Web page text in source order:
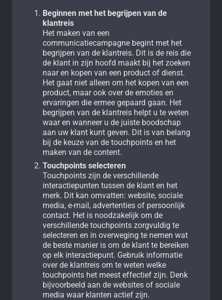
Beginnen met het begrijpen van de
klantreis
Het maken van een
communicatiecampagne begint met het
begrijpen van de klantreis. Dit is de reis die
de klant in zijn hoofd maakt bij het zoeken
naar en kopen van een product of dienst.
Het gaat niet alleen om het kopen van een
product, maar ook over de emoties en
ervaringen die ermee gepaard gaan. Het
begrijpen van de klantreis helpt u te weten
waar en wanneer u de juiste boodschap
aan uw klant kunt geven. Dit is van belang
bij de keuze van de touchpoints en het
maken van de content.
Touchpoints selecteren
Touchpoints zijn de verschillende
interactiepunten tussen de klant en het
merk. Dit kan omvatten: website, sociale
media, e-mail, advertenties of persoonlijk
contact. Het is noodzakelijk om de
verschillende touchpoints zorgvuldig te
selecteren en in overweging te nemen wat
de beste manier is om de klant te bereiken
op elk interactiepunt. Gebruik informatie
over de klantreis om te weten welke
touchpoints het meest effectief zijn. Denk
bijvoorbeeld aan de websites of sociale
media waar klanten actief zijn.